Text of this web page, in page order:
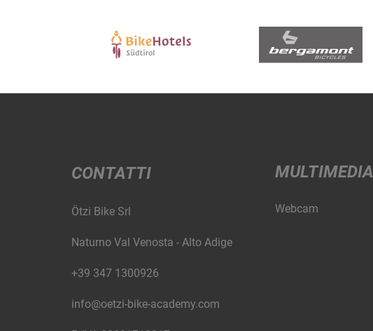
CONTATTI
Ötzi Bike Srl
Naturno Val Venosta - Alto Adige
+39 347 1300926
info@oetzi-bike-academy.com
MULTIMEDIA
Webcam